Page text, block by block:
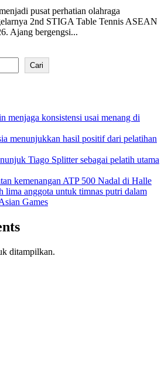
pusat perhatian olahraga
2nd STIGA Table Tennis ASEAN
Ajang bergengsi...
Cari
menjaga konsistensi usai menang di
menunjukkan hasil positif dari pelatihan
Tiago Splitter sebagai pelatih utama
kemenangan ATP 500 Nadal di Halle
lima anggota untuk timnas putri dalam
Games
ditampilkan.